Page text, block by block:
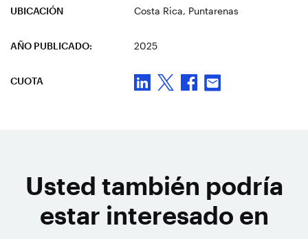
UBICACIÓN Costa Rica, Puntarenas
AÑO PUBLICADO: 2025
CUOTA
Usted también podría
estar interesado en